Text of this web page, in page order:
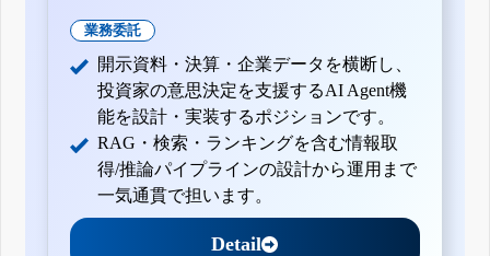
業務委託
開示資料・決算・企業データを横断し、
投資家の意思決定を支援するAI Agent機
能を設計・実装するポジションです。
RAG・検索・ランキングを含む情報取
得/推論パイプラインの設計から運用まで
一気通貫で担います。
Detail